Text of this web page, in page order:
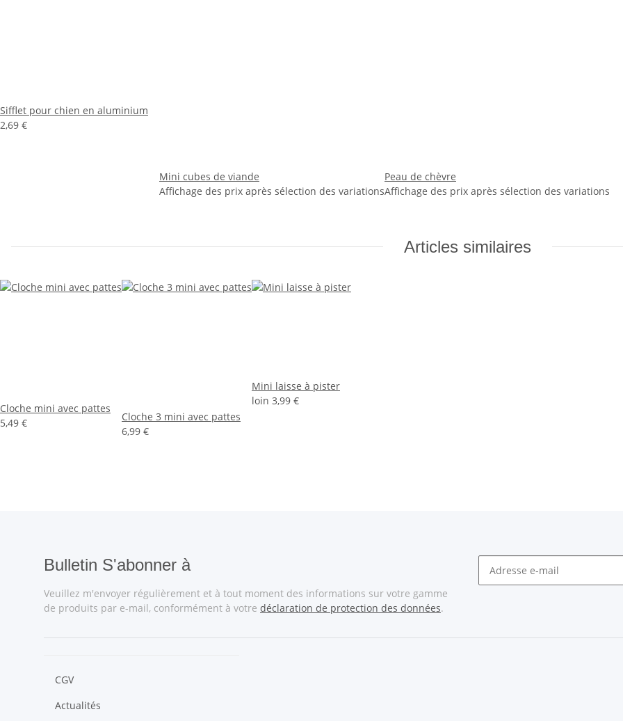
Sifflet pour chien en aluminium
2,69 €
Mini cubes de viande
Affichage des prix après sélection des variations
Peau de chèvre
Affichage des prix après sélection des variations
Articles similaires
Cloche mini avec pattes
5,49 €
Cloche 3 mini avec pattes
6,99 €
Mini laisse à pister
loin 3,99 €
Bulletin S'abonner à
Veuillez m'envoyer régulièrement et à tout moment des informations sur votre gamme
de produits par e-mail, conformément à votre déclaration de protection des données.
CGV
Actualités